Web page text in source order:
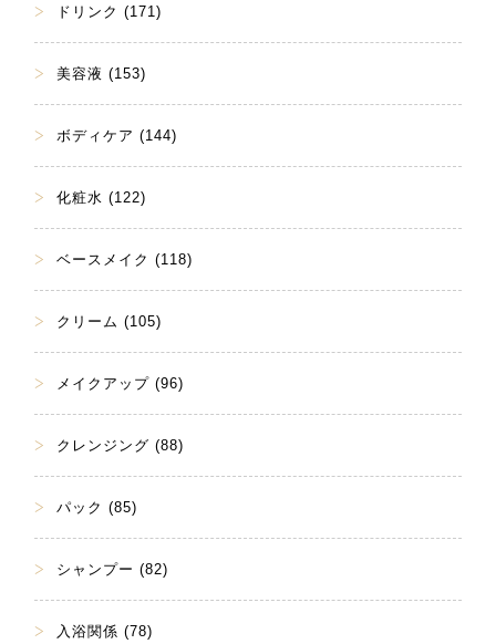
ドリンク (171)
美容液 (153)
ボディケア (144)
化粧水 (122)
ベースメイク (118)
クリーム (105)
メイクアップ (96)
クレンジング (88)
パック (85)
シャンプー (82)
入浴関係 (78)